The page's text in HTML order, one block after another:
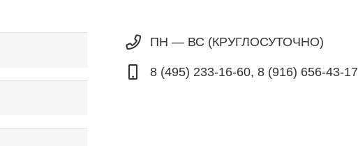
ПН — ВС (КРУГЛОСУТОЧНО)
8 (495) 233-16-60, 8 (916) 656-43-17